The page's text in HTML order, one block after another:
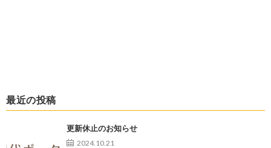
最近の投稿
更新休止のお知らせ
2024.10.21